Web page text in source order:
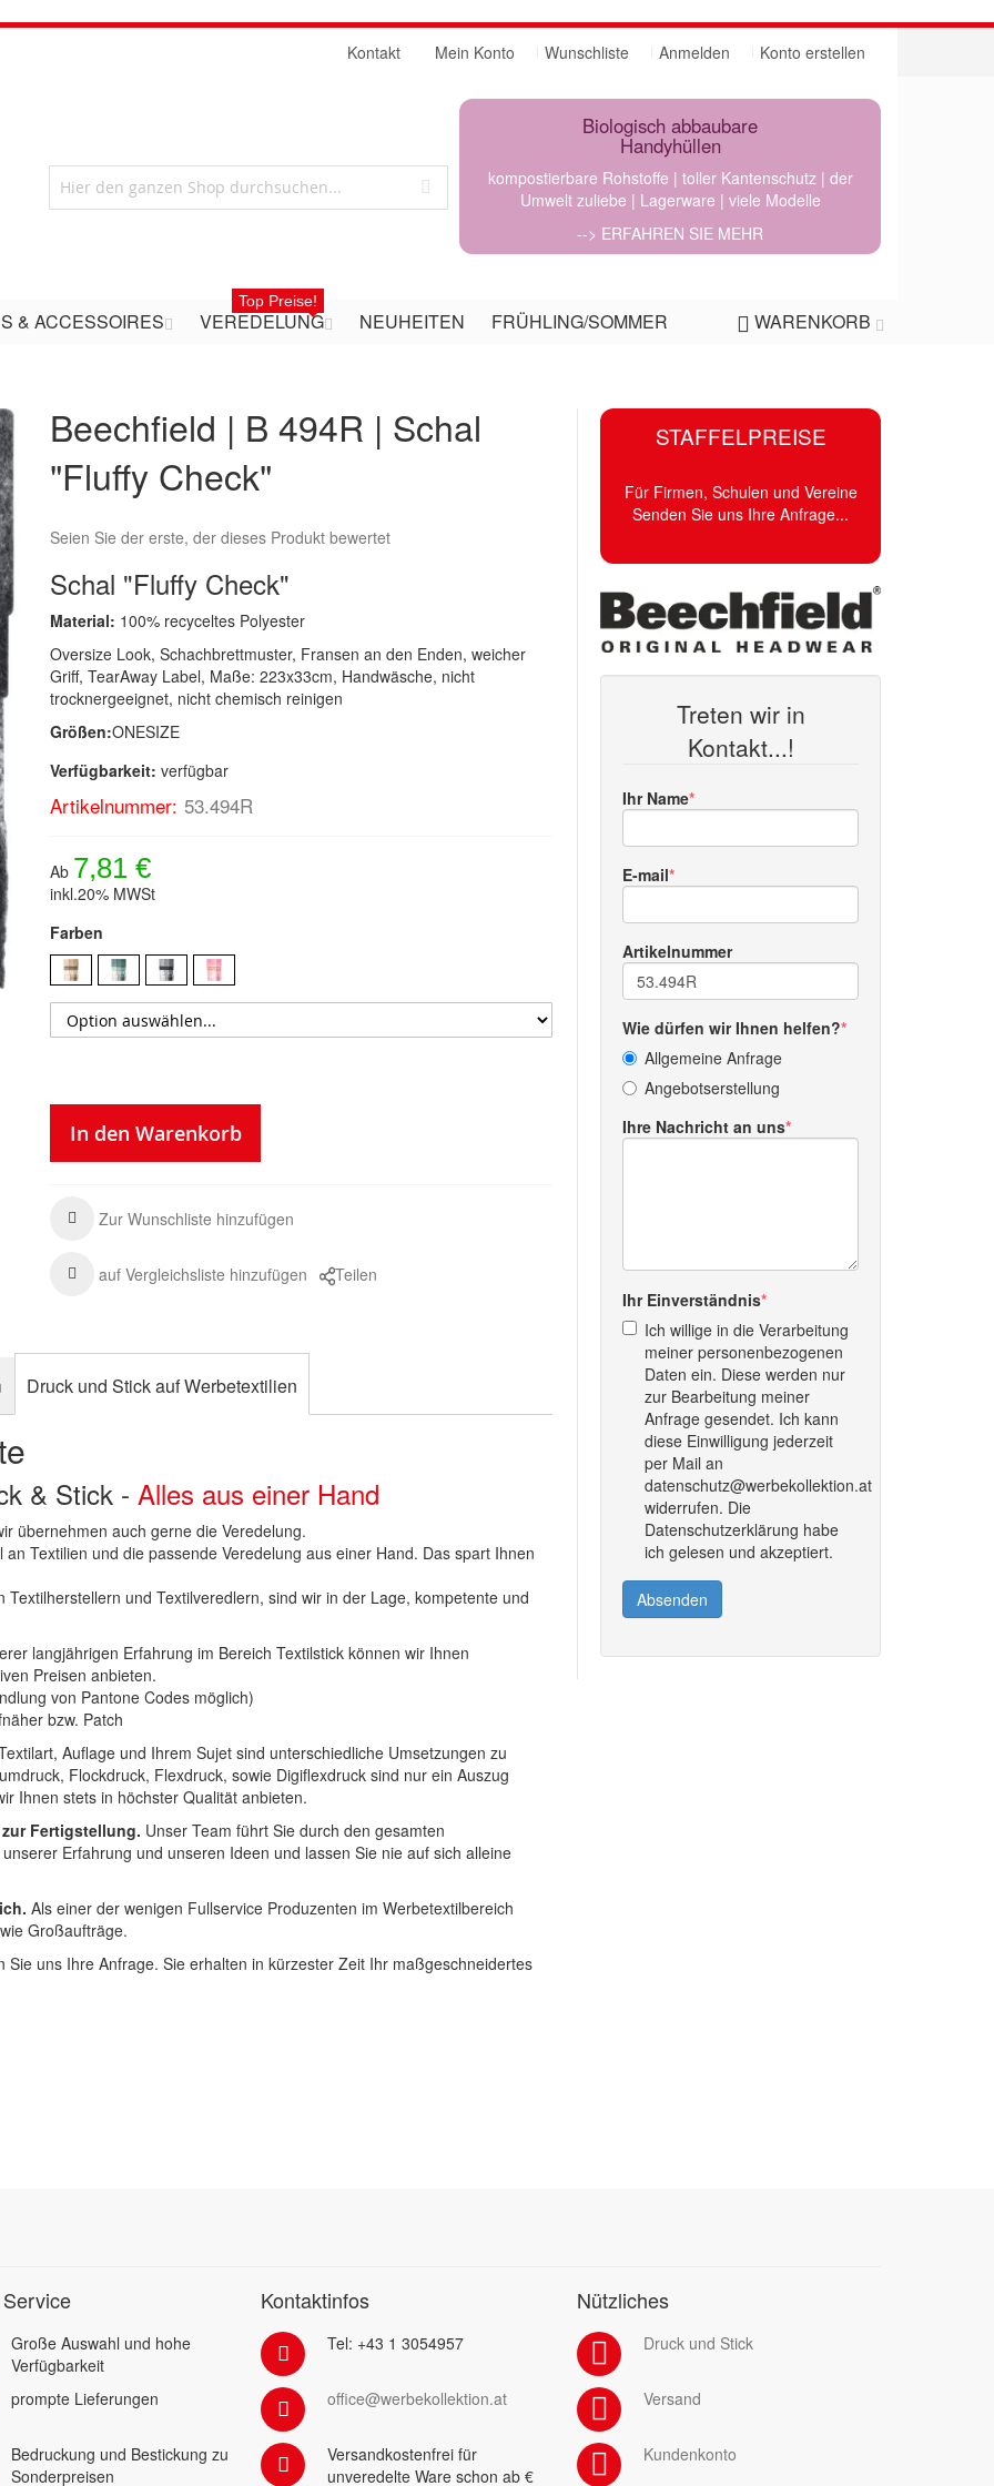
Mein Konto Wunschliste Anmelden Konto erstellen
Kontakt
Biologisch abbaubare
Handyhüllen
kompostierbare Rohstoffe | toller Kantenschutz | der
Umwelt zuliebe | Lagerware | viele Modelle
--> ERFAHREN SIE MEHR
WARENKORB
& ACCESSOIRES VEREDELUNG
Top Preise!
NEUHEITEN FRÜHLING/SOMMER
Beechfield | B 494R | Schal
"Fluffy Check"
Seien Sie der erste, der dieses Produkt bewertet
Schal "Fluffy Check"
Material: 100% recyceltes Polyester
Oversize Look, Schachbrettmuster, Fransen an den Enden, weicher
Griff, TearAway Label, Maße: 223x33cm, Handwäsche, nicht
trocknergeeignet, nicht chemisch reinigen
Größen:ONESIZE
Verfügbarkeit: verfügbar
Artikelnummer: 53.494R
Ab 7,81 €
inkl.20% MWSt
Farben
In den Warenkorb
Zur Wunschliste hinzufügen
auf Vergleichsliste hinzufügen Teilen
STAFFELPREISE
Für Firmen, Schulen und Vereine
Senden Sie uns Ihre Anfrage...
Treten wir in
Kontakt...!
Ihr Name
E-mail
Artikelnummer
Wie dürfen wir Ihnen helfen?
Allgemeine Anfrage
Angebotserstellung
Ihre Nachricht an uns
Ihr Einverständnis
Ich willige in die Verarbeitung
meiner personenbezogenen
Daten ein. Diese werden nur
zur Bearbeitung meiner
Anfrage gesendet. Ich kann
diese Einwilligung jederzeit
per Mail an
datenschutz@werbekollektion.at
widerrufen. Die
Datenschutzerklärung habe
ich gelesen und akzeptiert.
Absenden
Druck und Stick auf Werbetextilien
& Stick -Alles aus einer Hand
übernehmen auch gerne die Veredelung.
Textilien und die passende Veredelung aus einer Hand. Das spart Ihnen
und Textilveredlern, sind wir in der Lage, kompetente und
langjährigen Erfahrung im Bereich Textilstick können wir Ihnen
Preisen anbieten.
von Pantone Codes möglich)
bzw. Patch
Auflage und Ihrem Sujet sind unterschiedliche Umsetzungen zu
Flockdruck, Flexdruck, sowie Digiflexdruck sind nur ein Auszug
Ihnen stets in höchster Qualität anbieten.
Fertigstellung. Unser Team führt Sie durch den gesamten
Erfahrung und unseren Ideen und lassen Sie nie auf sich alleine
Als einer der wenigen Fullservice Produzenten im Werbetextilbereich
Großaufträge.
uns Ihre Anfrage. Sie erhalten in kürzester Zeit Ihr maßgeschneidertes
Große Auswahl und hohe
Verfügbarkeit
prompte Lieferungen
Bedruckung und Bestickung zu
Sonderpreisen
Kontaktinfos
Tel: +43 1 3054957
office@werbekollektion.at
Versandkostenfrei für
unveredelte Ware schon ab €
Nützliches
Druck und Stick
Versand
Kundenkonto